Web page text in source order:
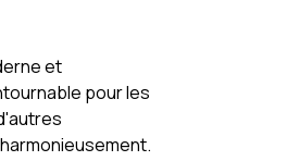
et
pour les